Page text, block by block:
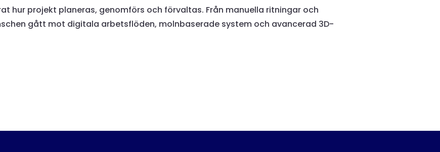
hur projekt planeras, genomförs och förvaltas. Från manuella ritningar och
gått mot digitala arbetsflöden, molnbaserade system och avancerad 3D-